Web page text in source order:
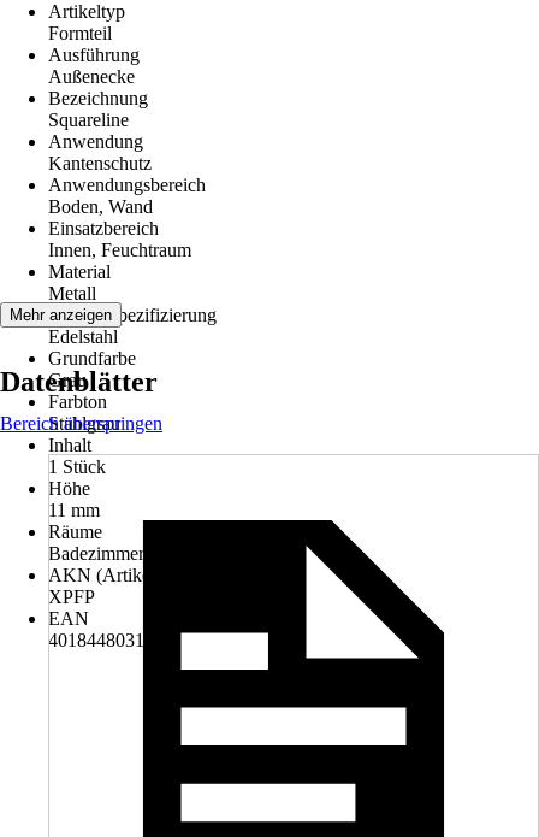
Artikeltyp
Formteil
Ausführung
Außenecke
Bezeichnung
Squareline
Anwendung
Kantenschutz
Anwendungsbereich
Boden, Wand
Einsatzbereich
Innen, Feuchtraum
Material
Metall
Materialspezifizierung
Edelstahl
Grundfarbe
Grau
Farbton
Stahlgrau
Inhalt
1 Stück
Höhe
11 mm
Räume
Badezimmer, Gäste-WC, Küche
AKN (Artikelkurznummer)
XPFP
EAN
4018448031650
Mehr anzeigen
Datenblätter
Bereich überspringen